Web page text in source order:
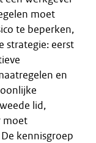
moet
te beperken,
strategie: eerst
en
lid,
moet
kennisgroep